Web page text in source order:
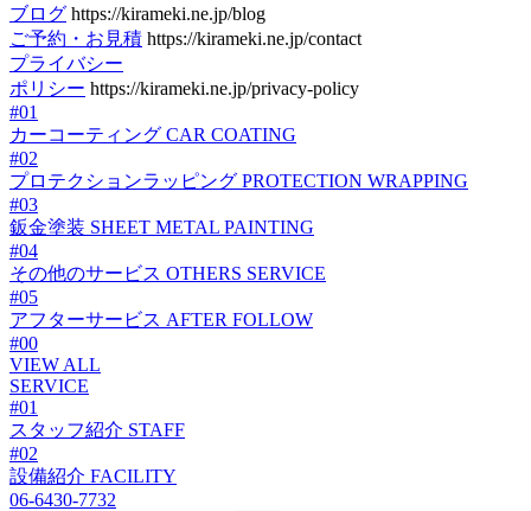
ブログ https://kirameki.ne.jp/blog
ご予約・お見積 https://kirameki.ne.jp/contact
プライバシー
ポリシー https://kirameki.ne.jp/privacy-policy
#01
カーコーティング CAR COATING
#02
プロテクションラッピング PROTECTION WRAPPING
#03
鈑金塗装 SHEET METAL PAINTING
#04
その他のサービス OTHERS SERVICE
#05
アフターサービス AFTER FOLLOW
#00
VIEW ALL
SERVICE
#01
スタッフ紹介 STAFF
#02
設備紹介 FACILITY
06-6430-7732